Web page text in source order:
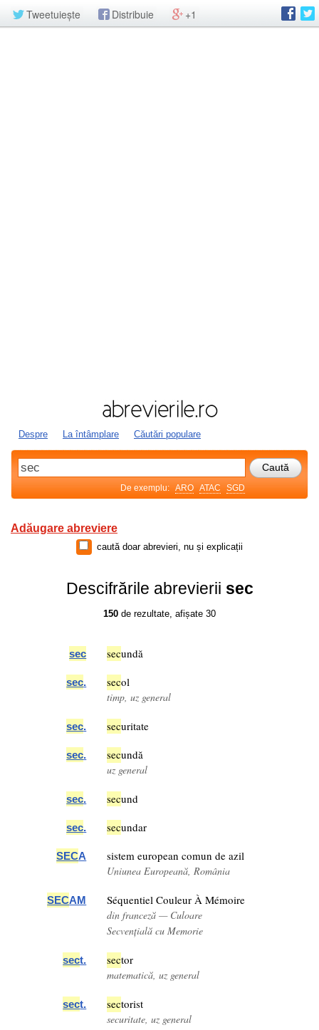
Tweetuiește Distribuie +1
Despre La întâmplare Căutări populare
De exemplu: ARO ATAC SGD
Adăugare abreviere
caută doar abrevieri, nu și explicații
Descifrările abrevierii sec
150 de rezultate, afișate 30
sec secundă
sec. secol
timp, uz general
sec. securitate
sec. secundă
uz general
sec. secund
sec. secundar
SECA sistem european comun de azil
Uniunea Europeană, România
SECAM Séquentiel Couleur À Mémoire
din franceză — Culoare
Secvențială cu Memorie
sect. sector
matematică, uz general
sect. sectorist
securitate, uz general